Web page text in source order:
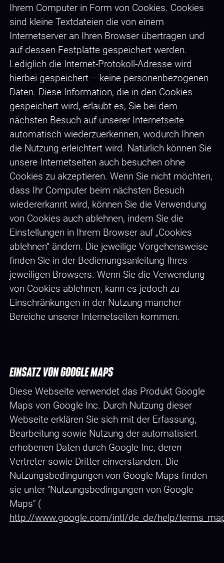
Ihrem Computer in Form von Cookies. Cookies
sind kleine Textdateien die von einem
Internetserver an Ihren Browser übertragen und
auf dessen Festplatte gespeichert werden.
Lediglich die Internet-Protokoll-Adresse wird
hierbei gespeichert – keine personenbezogenen
Daten. Diese Information, die in den Cookies
gespeichert wird, erlaubt es, Sie bei dem
nächsten Besuch auf unserer Internetseite
automatisch wiederzuerkennen, wodurch Ihnen
die Nutzung erleichtert wird. Natürlich können Sie
unsere Internetseiten auch besuchen ohne
Cookies zu akzeptieren. Wenn Sie nicht möchten,
dass Ihr Computer beim nächsten Besuch
wiedererkannt wird, können Sie die Verwendung
von Cookies auch ablehnen, indem Sie die
Einstellungen in Ihrem Browser auf „Cookies
ablehnen“ ändern. Die jeweilige Vorgehensweise
finden Sie in der Bedienungsanleitung Ihres
jeweiligen Browsers. Wenn Sie die Verwendung
von Cookies ablehnen, kann es jedoch zu
Einschränkungen in der Nutzung mancher
Bereiche unserer Internetseiten kommen.
EINSATZ VON GOOGLE MAPS
Diese Webseite verwendet das Produkt Google
Maps von Google Inc. Durch Nutzung dieser
Webseite erklären Sie sich mit der Erfassung,
Bearbeitung sowie Nutzung der automatisiert
erhobenen Daten durch Google Inc, deren
Vertreter sowie Dritter einverstanden. Die
Nutzungsbedingungen von Google Maps finden
sie unter "Nutzungsbedingungen von Google
Maps" (
http://www.google.com/intl/de_de/help/